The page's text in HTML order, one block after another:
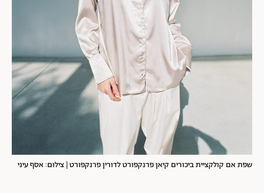
שפת אם קולקציית ביכורים קיאן פרנקפורט לדורין פרנקפורט | צילום: אסף עיני